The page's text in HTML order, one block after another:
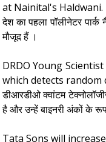
at Nainital's Haldwani.
देश का पहला पॉलीनेटर पार्क
मौजूद हैं ।
DRDO Young
which detects
डीआरडीओ क्वांटम
है और उन्हें बाइनरी अंकों के रूप
Tata Sons will